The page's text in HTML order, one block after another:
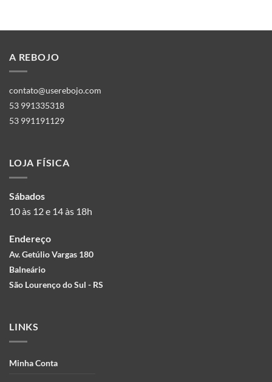
A REBOJO
contato@userebojo.com
53 991335318
53 991191129
LOJA FÍSICA
Sábados
10 às 12 e 14 às 18h
Endereço
Av. Getúlio Vargas 180
Balneário
São Lourenço do Sul - RS
LINKS
Minha Conta